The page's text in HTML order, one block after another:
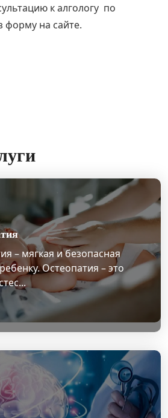
к алгологу по
форму на сайте.
– мягкая и безопасная
Остеопатия – это